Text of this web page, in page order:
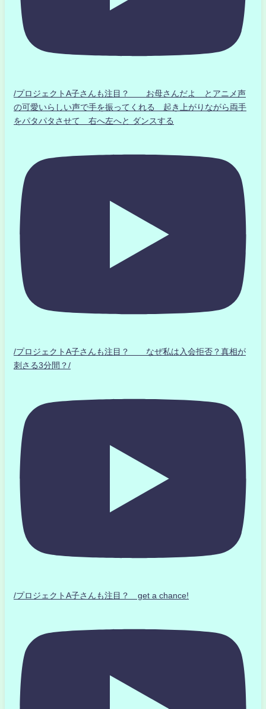
/プロジェクトA子さんも注目？ お母さんだよ とアニメ声
の可愛いらしい声で手を振ってくれる 起き上がりながら両手
をパタパタさせて 右へ左へと ダンスする
/プロジェクトA子さんも注目？ なぜ私は入会拒否？真相が
刺さる3分間？/
/プロジェクトA子さんも注目？ get a chance!